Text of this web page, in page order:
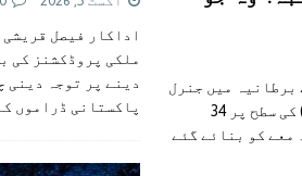
برطانیہ میں جنرل
سرٹیفکیٹ آف سیکنڈری ایجوکیشن (جی سی ایس ای) کی سطح پر 34
معے کو بنائے گئے
اداکار فیصل
ملکی پروڈکشنز کی
دینے پر توجہ دینی
پاکستانی ڈراموں